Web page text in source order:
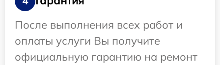
После выполнения всех работ и
оплаты услуги Вы получите
официальную гарантию на ремонт